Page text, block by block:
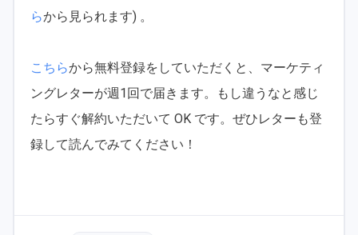
らから見られます) 。
こちらから無料登録をしていただくと、マーケティ
ングレターが週1回で届きます。もし違うなと感じ
たらすぐ解約いただいて OK です。ぜひレターも登
録して読んでみてください！